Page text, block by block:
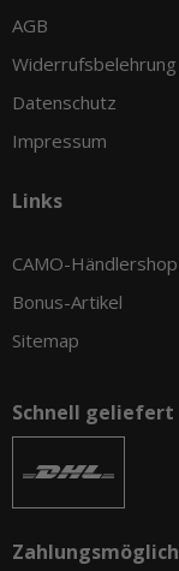
AGB
Widerrufsbelehrung
Datenschutz
Impressum
Links
CAMO-Händlershop
Bonus-Artikel
Sitemap
Schnell